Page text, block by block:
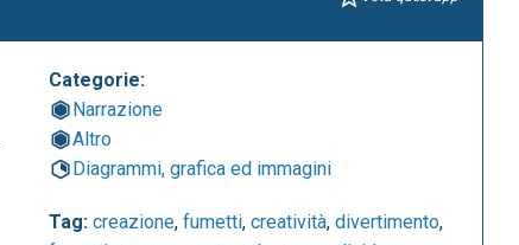
Categorie:
Narrazione
Altro
Diagrammi, grafica ed immagini
Tag: creazione,fumetti,creatività,divertimento,